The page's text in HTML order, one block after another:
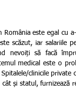
scăzut, iar salariile
nevoiți să facă
medical este o
clinicile private
și statul, furnizează